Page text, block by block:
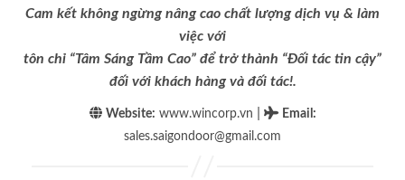
Cam kết không ngừng nâng cao chất lượng dịch vụ & làm
việc với
tôn chỉ “Tâm Sáng Tầm Cao” để trở thành “Đối tác tin cậy”
đối với khách hàng và đối tác!.
Website: www.wincorp.vn Email :
sales.saigondoor@gmail.com